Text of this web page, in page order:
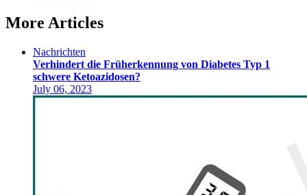
More Articles
Nachrichten
Verhindert die Früherkennung von Diabetes Typ 1
schwere Ketoazidosen?
July 06, 2023